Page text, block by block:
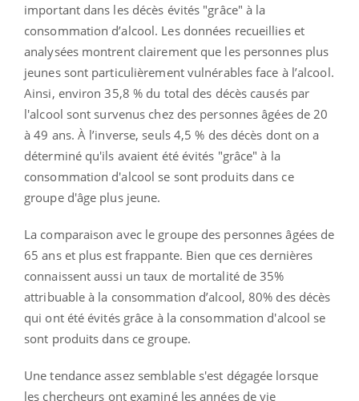
important dans les décès évités "grâce" à la
consommation d’alcool. Les données recueillies et
analysées montrent clairement que les personnes plus
jeunes sont particulièrement vulnérables face à l’alcool.
Ainsi, environ 35,8 % du total des décès causés par
l'alcool sont survenus chez des personnes âgées de 20
à 49 ans. À l’inverse, seuls 4,5 % des décès dont on a
déterminé qu'ils avaient été évités "grâce" à la
consommation d'alcool se sont produits dans ce
groupe d'âge plus jeune.
La comparaison avec le groupe des personnes âgées de
65 ans et plus est frappante. Bien que ces dernières
connaissent aussi un taux de mortalité de 35%
attribuable à la consommation d’alcool, 80% des décès
qui ont été évités grâce à la consommation d'alcool se
sont produits dans ce groupe.
Une tendance assez semblable s'est dégagée lorsque
les chercheurs ont examiné les années de vie